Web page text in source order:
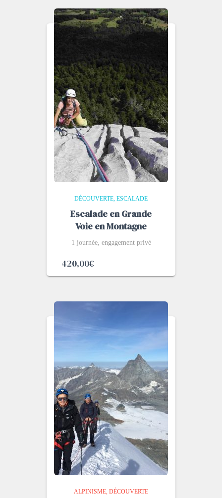
DÉCOUVERTE ESCALADE
Escalade en Grande
Voie en Montagne
1 journée, engagement privé
420,00€
ALPINISME DÉCOUVERTE